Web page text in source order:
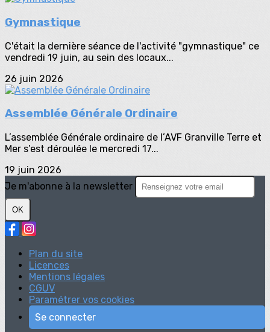
Gymnastique
C'était la dernière séance de l'activité "gymnastique" ce
vendredi 19 juin, au sein des locaux...
26 juin 2026
Assemblée Générale Ordinaire
L’assemblée Générale ordinaire de l’AVF Granville Terre et
Mer s’est déroulée le mercredi 17...
19 juin 2026
Je m'abonne à la newsletter
OK
Plan du site
Licences
Mentions légales
CGUV
Paramétrer vos cookies
Se connecter